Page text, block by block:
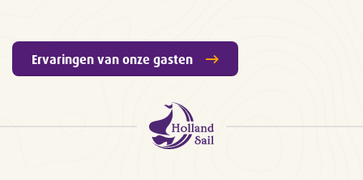
Ervaringen van onze gasten